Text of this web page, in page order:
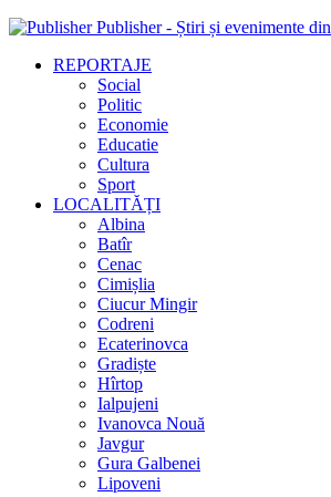
Publisher - Știri și evenimente
REPORTAJE
Social
Politic
Economie
Educatie
Cultura
Sport
LOCALITĂȚI
Albina
Batîr
Cenac
Cimișlia
Ciucur Mingir
Codreni
Ecaterinovca
Gradiște
Hîrtop
Ialpujeni
Ivanovca Nouă
Javgur
Gura Galbenei
Lipoveni